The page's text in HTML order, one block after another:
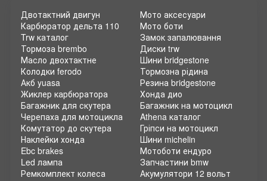
Двотактний двигун
Карбюратор дельта 110
Trw каталог
Тормоза brembo
Масло двохтактне
Колодки ferodo
Акб yuasa
Жиклер карбюратора
Мото аксесуари
Мото боти
Замок запалювання
Диски trw
Шини bridgestone
Тормозна рідина
Резина bridgestone
Хонда дио
Багажник для скутера
Черепаха для мотоцикла
Комутатор до скутера
Наклейки хонда
Ebc brakes
Led лампа
Ремкомплект колеса
Багажник на мотоцикл
Athena каталог
Гріпси на мотоцикл
Шини michelin
Мотоботи ендуро
Запчастини bmw
Акумулятори 12 вольт